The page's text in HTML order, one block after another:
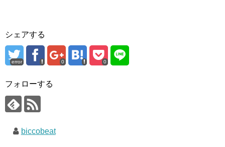
シェアする
error 0 0
フォローする
biccobeat